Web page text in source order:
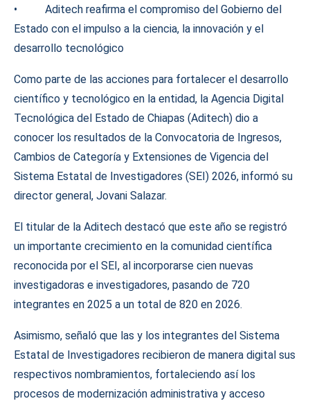
• Aditech reafirma el compromiso del Gobierno del
Estado con el impulso a la ciencia, la innovación y el
desarrollo tecnológico
Como parte de las acciones para fortalecer el desarrollo
científico y tecnológico en la entidad, la Agencia Digital
Tecnológica del Estado de Chiapas (Aditech) dio a
conocer los resultados de la Convocatoria de Ingresos,
Cambios de Categoría y Extensiones de Vigencia del
Sistema Estatal de Investigadores (SEI) 2026, informó su
director general, Jovani Salazar.
El titular de la Aditech destacó que este año se registró
un importante crecimiento en la comunidad científica
reconocida por el SEI, al incorporarse cien nuevas
investigadoras e investigadores, pasando de 720
integrantes en 2025 a un total de 820 en 2026.
Asimismo, señaló que las y los integrantes del Sistema
Estatal de Investigadores recibieron de manera digital sus
respectivos nombramientos, fortaleciendo así los
procesos de modernización administrativa y acceso